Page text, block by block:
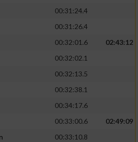
00:31:24.4
00:31:26.4
00:32:01.6
02:43:12
00:32:02.1
00:32:13.5
00:32:38.1
00:34:17.6
00:33:00.6
02:49:09
00:33:10.8